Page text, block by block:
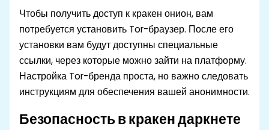
Чтобы получить доступ к кракен онион, вам
потребуется установить Tor-браузер. После его
установки вам будут доступны специальные
ссылки, через которые можно зайти на платформу.
Настройка Tor-бренда проста, но важно следовать
инструкциям для обеспечения вашей анонимности.
Безопасность в кракен даркнете